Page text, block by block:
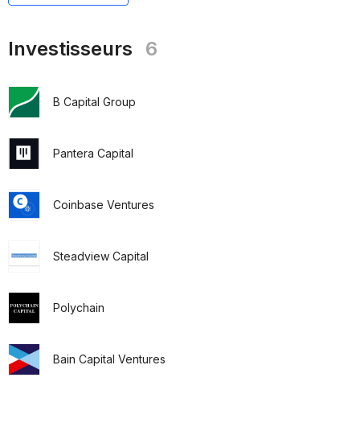
Investisseurs 6
B Capital Group
Pantera Capital
Coinbase Ventures
Steadview Capital
Polychain
Bain Capital Ventures